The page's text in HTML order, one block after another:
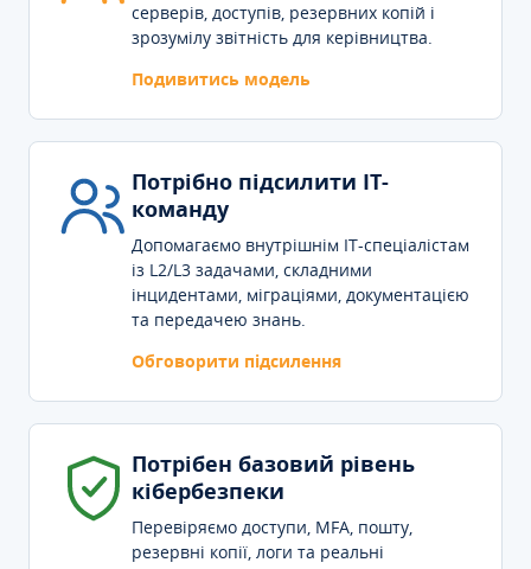
серверів, доступів, резервних копій і
зрозумілу звітність для керівництва.
Подивитись модель
Потрібно підсилити IT-
команду
Допомагаємо внутрішнім IT-спеціалістам
із L2/L3 задачами, складними
інцидентами, міграціями, документацією
та передачею знань.
Обговорити підсилення
Потрібен базовий рівень
кібербезпеки
Перевіряємо доступи, MFA, пошту,
резервні копії, логи та реальні